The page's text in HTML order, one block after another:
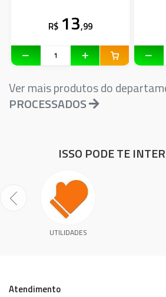
R$ 13,99
Ver mais produtos do
PROCESSADOS
ISSO PODE TE
UTILIDADES
Atendimento